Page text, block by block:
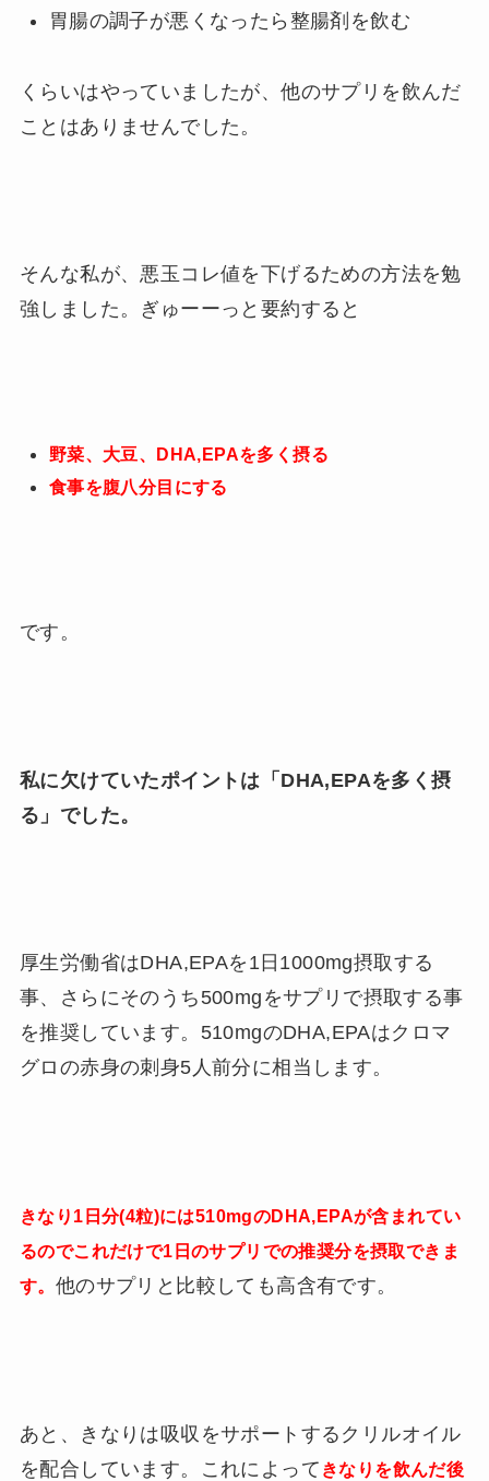
胃腸の調子が悪くなったら整腸剤を飲む
くらいはやっていましたが、他のサプリを飲んだ
ことはありませんでした。
そんな私が、悪玉コレ値を下げるための方法を勉
強しました。ぎゅーーっと要約すると
野菜、大豆、DHA,EPAを多く摂る
食事を腹八分目にする
です。
私に欠けていたポイントは「DHA,EPAを多く摂
る」でした。
厚生労働省はDHA,EPAを1日1000mg摂取する
事、さらにそのうち500mgをサプリで摂取する事
を推奨しています。510mgのDHA,EPAはクロマ
グロの赤身の刺身5人前分に相当します。
きなり1日分(4粒)には510mgのDHA,EPAが含まれてい
るのでこれだけで1日のサプリでの推奨分を摂取できま
す。 他のサプリと比較しても高含有です。
あと、きなりは吸収をサポートするクリルオイル
を配合しています。これによって きなりを飲んだ後